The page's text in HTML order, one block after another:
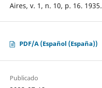
Aires, v. 1, n. 10, p. 16. 1935.
PDF/A (Español (España))
Publicado